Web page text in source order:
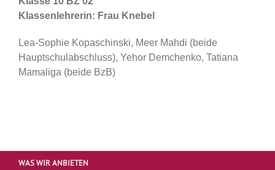
Klassenlehrerin: Frau Knebel
Lea-Sophie Kopaschinski, Meer Mahdi (beide
Hauptschulabschluss), Yehor Demchenko, Tatiana
Mamaliga (beide BzB)
WAS WIR ANBIETEN